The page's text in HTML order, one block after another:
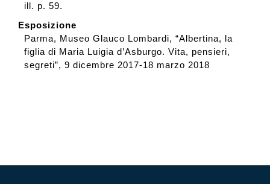
ill. p. 59.
Esposizione
Parma, Museo Glauco Lombardi, “Albertina, la
figlia di Maria Luigia d’Asburgo. Vita, pensieri,
segreti”, 9 dicembre 2017-18 marzo 2018